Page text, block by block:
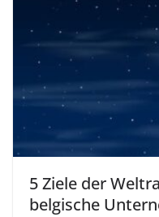
5 Ziele der
belgische